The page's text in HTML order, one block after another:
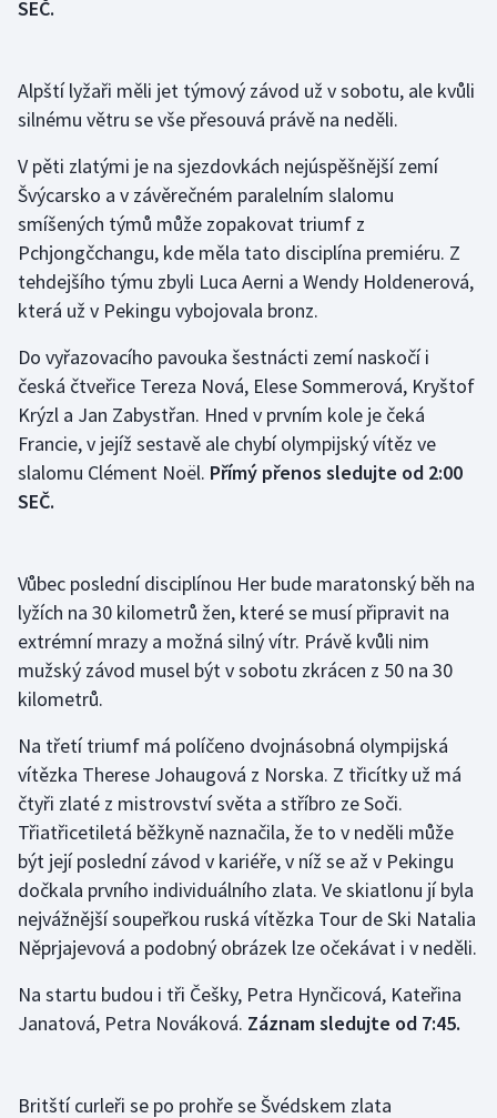
Sportovní střelba
Triatlon
Veslování
Vodní slalom
Volejbal
Ostatní
SEČ.
Alpští lyžaři měli jet týmový závod už v sobotu, ale kvůli
silnému větru se vše přesouvá právě na neděli.
V pěti zlatými je na sjezdovkách nejúspěšnější zemí
Švýcarsko a v závěrečném paralelním slalomu
smíšených týmů může zopakovat triumf z
Pchjongčchangu, kde měla tato disciplína premiéru. Z
tehdejšího týmu zbyli Luca Aerni a Wendy Holdenerová,
která už v Pekingu vybojovala bronz.
Do vyřazovacího pavouka šestnácti zemí naskočí i
česká čtveřice Tereza Nová, Elese Sommerová, Kryštof
Krýzl a Jan Zabystřan. Hned v prvním kole je čeká
Francie, v jejíž sestavě ale chybí olympijský vítěz ve
slalomu Clément Noël. Přímý přenos sledujte od 2:00
SEČ.
Vůbec poslední disciplínou Her bude maratonský běh na
lyžích na 30 kilometrů žen, které se musí připravit na
extrémní mrazy a možná silný vítr. Právě kvůli nim
mužský závod musel být v sobotu zkrácen z 50 na 30
kilometrů.
Na třetí triumf má políčeno dvojnásobná olympijská
vítězka Therese Johaugová z Norska. Z třicítky už má
čtyři zlaté z mistrovství světa a stříbro ze Soči.
Třiatřicetiletá běžkyně naznačila, že to v neděli může
být její poslední závod v kariéře, v níž se až v Pekingu
dočkala prvního individuálního zlata. Ve skiatlonu jí byla
nejvážnější soupeřkou ruská vítězka Tour de Ski Natalia
Něprjajevová a podobný obrázek lze očekávat i v neděli.
Na startu budou i tři Češky, Petra Hynčicová, Kateřina
Janatová, Petra Nováková. Záznam sledujte od 7:45.
Britští curleři se po prohře se Švédskem zlata